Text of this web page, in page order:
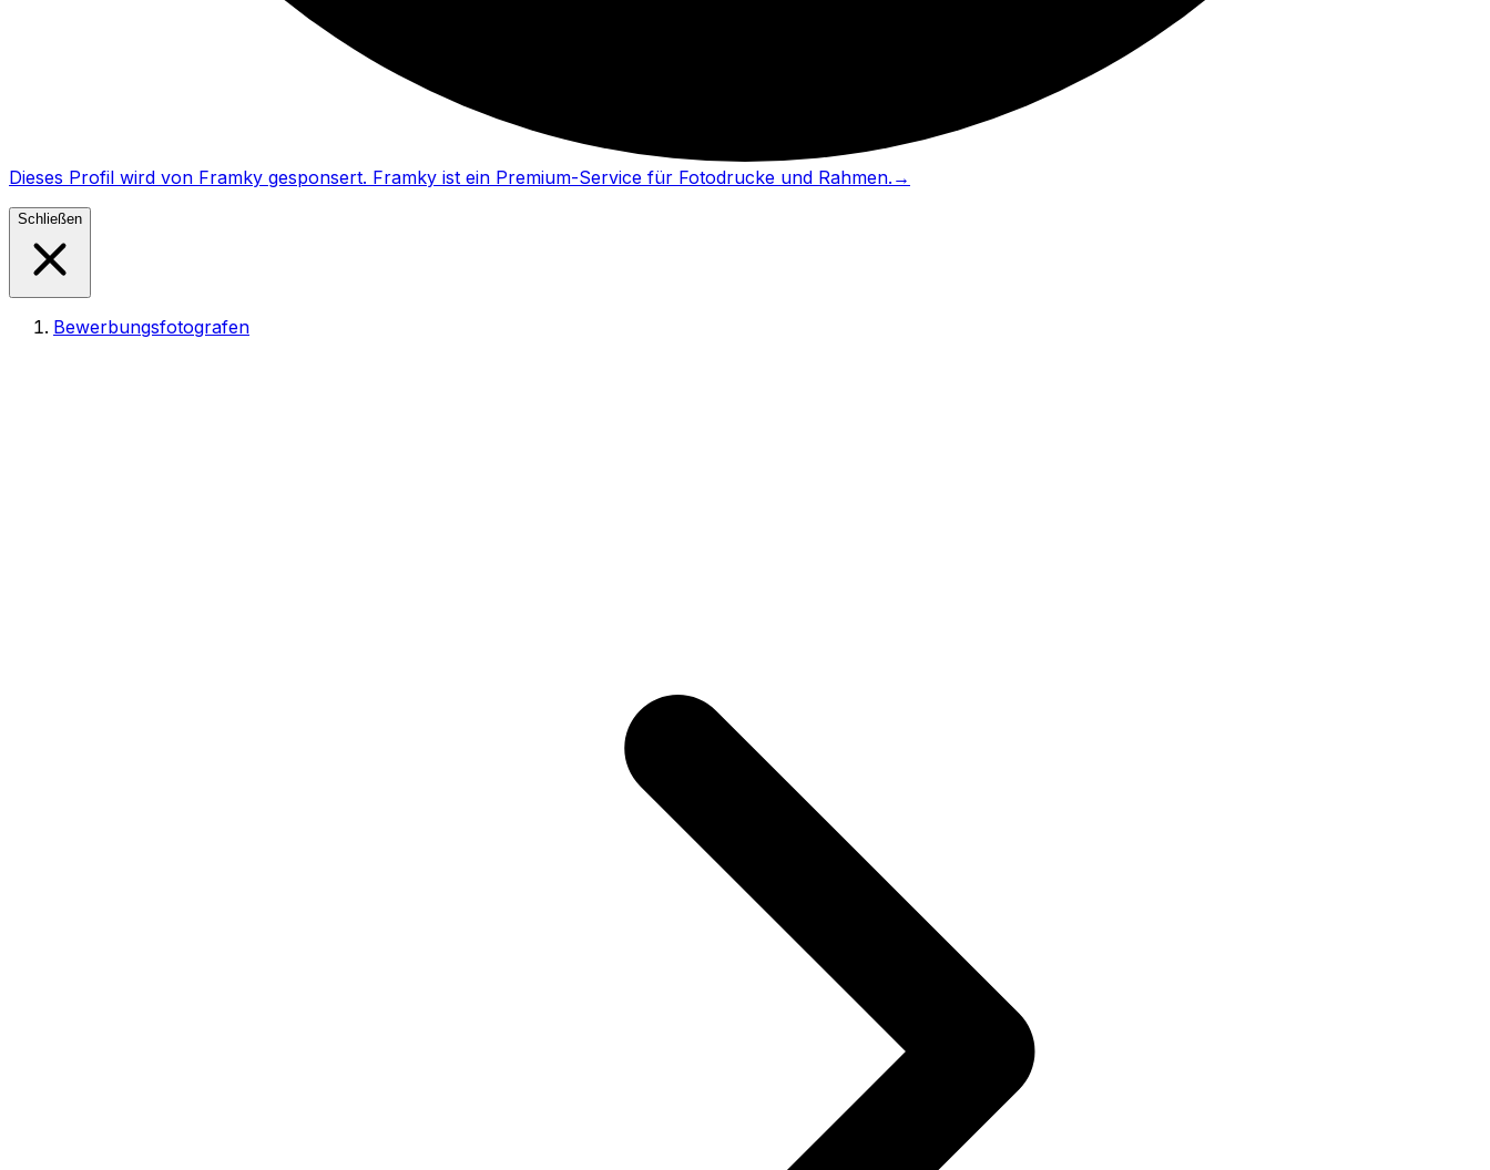
Dieses Profil wird von Framky gesponsert. Framky ist ein Premium-Service für Fotodrucke und Rahmen. →
Schließen
Bewerbungsfotografen